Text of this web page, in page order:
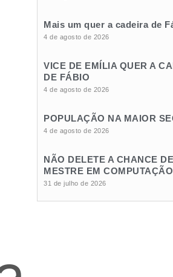
Mais um quer a cadeira de
4 de agosto de 2026
VICE DE EMÍLIA QUER A
DE FÁBIO
4 de agosto de 2026
POPULAÇÃO NA MAIOR
4 de agosto de 2026
NÃO DELETE A CHANCE
MESTRE EM COMPUTAÇÃO
31 de julho de 2026